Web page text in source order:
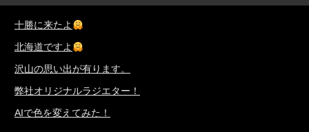
十勝に来たよ
北海道ですよ
沢山の思い出が有ります。
弊社オリジナルラジエター！
AIで色を変えてみた！